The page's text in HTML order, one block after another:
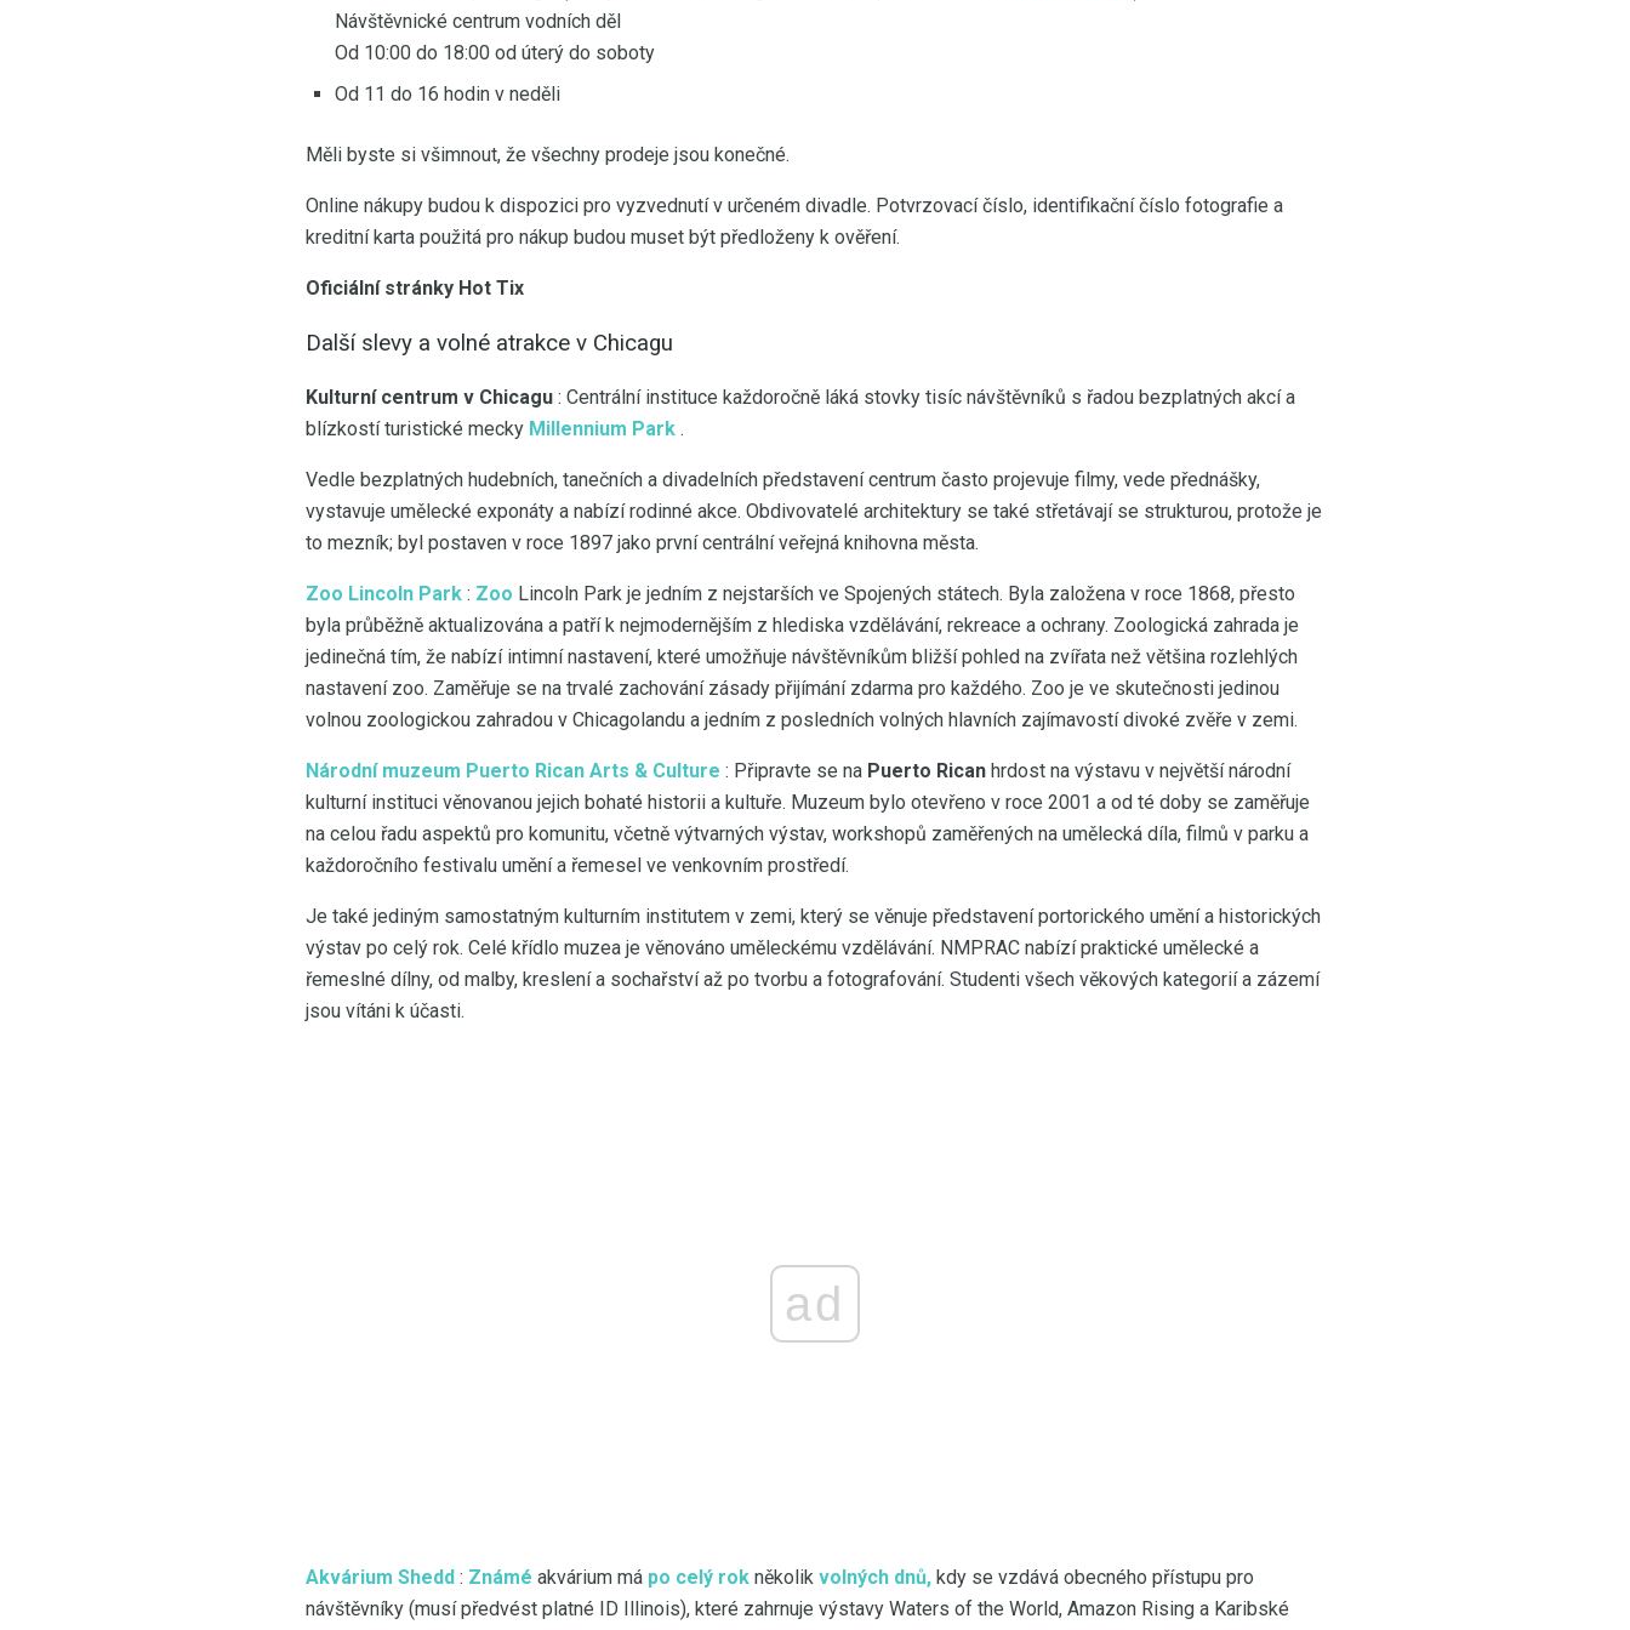
Návštěvnické centrum vodních děl
Od 10:00 do 18:00 od úterý do soboty
Od 11 do 16 hodin v neděli
Měli byste si všimnout, že všechny prodeje jsou konečné.
Online nákupy budou k dispozici pro vyzvednutí v určeném divadle. Potvrzovací číslo, identifikační číslo fotografie a
kreditní karta použitá pro nákup budou muset být předloženy k ověření.
Oficiální stránky Hot Tix
Další slevy a volné atrakce v Chicagu
Kulturní centrum v Chicagu : Centrální instituce každoročně láká stovky tisíc návštěvníků s řadou bezplatných akcí a
blízkostí turistické mecky Millennium Park .
Vedle bezplatných hudebních, tanečních a divadelních představení centrum často projevuje filmy, vede přednášky,
vystavuje umělecké exponáty a nabízí rodinné akce. Obdivovatelé architektury se také střetávají se strukturou, protože je
to mezník; byl postaven v roce 1897 jako první centrální veřejná knihovna města.
Zoo Lincoln Park : Zoo Lincoln Park je jedním z nejstarších ve Spojených státech. Byla založena v roce 1868, přesto
byla průběžně aktualizována a patří k nejmodernějším z hlediska vzdělávání, rekreace a ochrany. Zoologická zahrada je
jedinečná tím, že nabízí intimní nastavení, které umožňuje návštěvníkům bližší pohled na zvířata než většina rozlehlých
nastavení zoo. Zaměřuje se na trvalé zachování zásady přijímání zdarma pro každého. Zoo je ve skutečnosti jedinou
volnou zoologickou zahradou v Chicagolandu a jedním z posledních volných hlavních zajímavostí divoké zvěře v zemi.
Národní muzeum Puerto Rican Arts & Culture : Připravte se na Puerto Rican hrdost na výstavu v největší národní
kulturní instituci věnovanou jejich bohaté historii a kultuře. Muzeum bylo otevřeno v roce 2001 a od té doby se zaměřuje
na celou řadu aspektů pro komunitu, včetně výtvarných výstav, workshopů zaměřených na umělecká díla, filmů v parku a
každoročního festivalu umění a řemesel ve venkovním prostředí.
Je také jediným samostatným kulturním institutem v zemi, který se věnuje představení portorického umění a historických
výstav po celý rok. Celé křídlo muzea je věnováno uměleckému vzdělávání. NMPRAC nabízí praktické umělecké a
řemeslné dílny, od malby, kreslení a sochařství až po tvorbu a fotografování. Studenti všech věkových kategorií a zázemí
jsou vítáni k účasti.
ad
Akvárium Shedd : Známé akvárium má po celý rok několik volných dnů, kdy se vzdává obecného přístupu pro
návštěvníky (musí předvést platné ID Illinois), které zahrnuje výstavy Waters of the World, Amazon Rising a Karibské